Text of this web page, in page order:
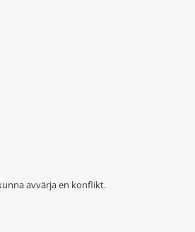
avvärja en konflikt.